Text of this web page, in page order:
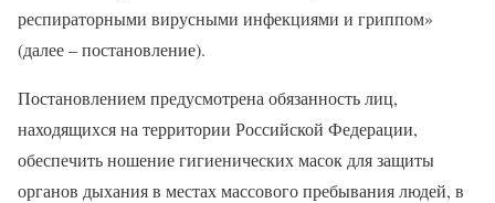
респираторными вирусными инфекциями и гриппом»
(далее – постановление).
Постановлением предусмотрена обязанность лиц,
находящихся на территории Российской Федерации,
обеспечить ношение гигиенических масок для защиты
органов дыхания в местах массового пребывания людей, в